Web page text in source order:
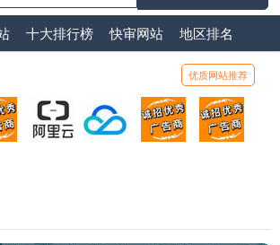
十大排行榜 快审网站 地区排名
优质网站推荐
告位1
招商_广告位待售
顶部广告位2
广告位招商_广告位待售
阿里云
打折活动、99元/年
腾讯云
优惠打折，99元/年
顶部广告位5
广告位招商_